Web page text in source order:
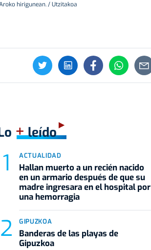
hirigunean. / Utzitakoa
+leído
ACTUALIDAD
Hallan muerto a un recién nacido
en un armario después de que su
madre ingresara en el hospital por
una hemorragia
GIPUZKOA
Banderas de las playas de
Gipuzkoa